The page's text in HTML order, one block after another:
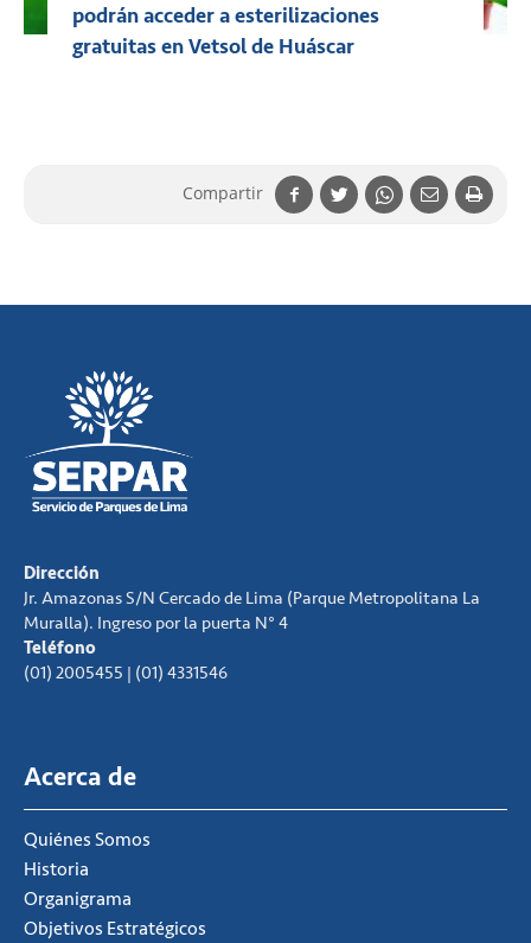
podrán acceder a esterilizaciones
gratuitas en Vetsol de Huáscar
Compartir
Dirección
Jr. Amazonas S/N Cercado de Lima (Parque Metropolitana La
Muralla). Ingreso por la puerta N° 4
Teléfono
(01) 2005455 | (01) 4331546
Acerca de
Quiénes Somos
Historia
Organigrama
Objetivos Estratégicos